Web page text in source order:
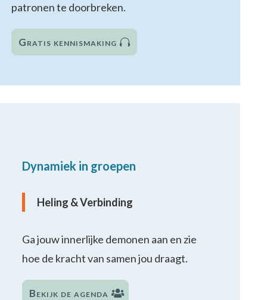
patronen te doorbreken.
Gratis kennismaking
Dynamiek in groepen
Heling & Verbinding
Ga jouw innerlijke demonen aan en zie
hoe de kracht van samen jou draagt.
Bekijk de agenda